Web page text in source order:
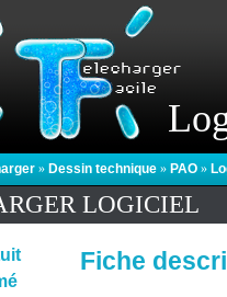
» Dessin technique » PAO »
LOGICIEL
Fiche